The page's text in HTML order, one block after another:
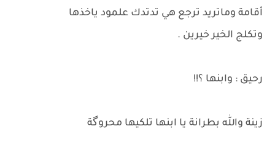
أقامة وماتريد ترجع هي تدتدك علمود ياخذها
وتكلج الخير خيرين .
رحيق : وابنها ؟!!
زينة والله بطرانة يا ابنها تلكيها محروگة